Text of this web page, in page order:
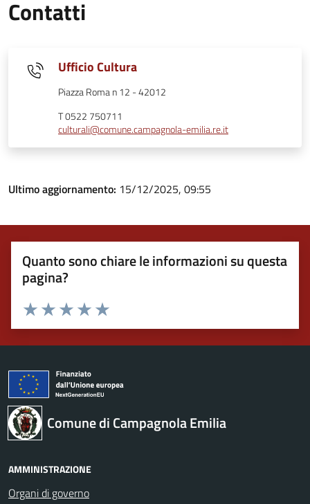
Contatti
Ufficio Cultura
Piazza Roma n 12 - 42012
T 0522 750711
culturali@comune.campagnola-emilia.re.it
Ultimo aggiornamento: 15/12/2025, 09:55
Quanto sono chiare le informazioni su questa
pagina?
Valuta 5 stelle su 5
Valuta 4 stelle su 5
Valuta 3 stelle su 5
Valuta 2 stelle su 5
Valuta 1 stelle su 5
Comune di Campagnola Emilia
AMMINISTRAZIONE
Organi di governo